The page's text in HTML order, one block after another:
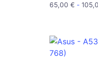
65,00 € -